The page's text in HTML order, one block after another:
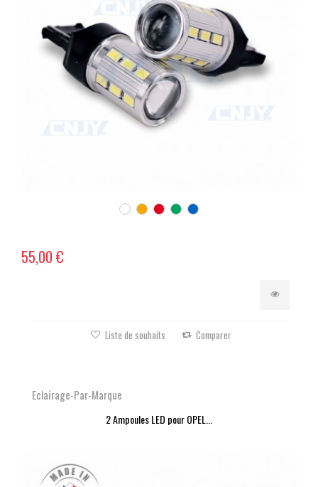
55,00 €
Liste de souhaits Comparer
Eclairage-Par-Marque
2 Ampoules LED pour OPEL...